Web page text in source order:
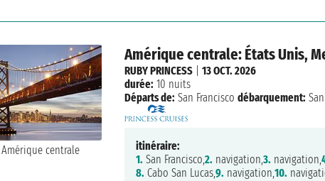
Amérique centrale: États Unis,
RUBY PRINCESS |13 OCT. 2026
durée: 10 nuits
Départs de: San Francisco débarquement:
itinéraire:
1. San Francisco,2. navigation,3. navigation,
8. Cabo San Lucas,9. navigation,10.